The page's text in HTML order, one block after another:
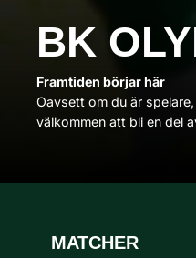
BK
Framtiden börjar här
Oavsett om du är
välkommen att bli en del
MATCHER